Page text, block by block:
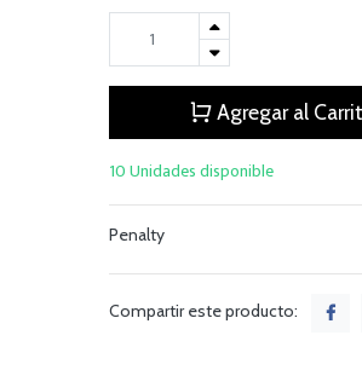
Agregar al
10 Unidades disponible
Penalty
Compartir este producto: